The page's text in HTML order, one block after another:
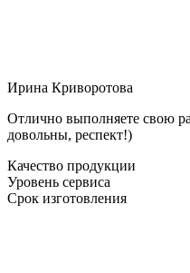
Ирина Криворотова
Отлично выполняете свою
довольны, респект!)
Качество продукции
Уровень сервиса
Срок изготовления